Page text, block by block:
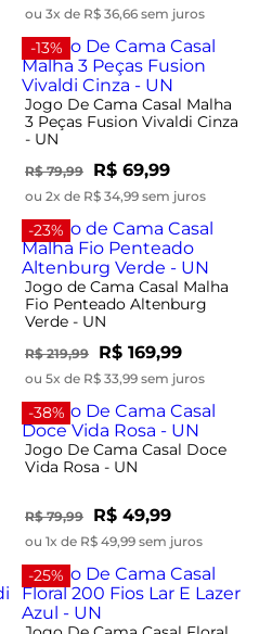
ou 3x de R$ 36,66 sem juros
-13%
Jogo De Cama Casal Malha
3 Peças Fusion Vivaldi Cinza
- UN
R$ 79,99 R$ 69,99
ou 2x de R$ 34,99 sem juros
-23%
Jogo de Cama Casal Malha
Fio Penteado Altenburg
Verde - UN
R$ 219,99 R$ 169,99
ou 5x de R$ 33,99 sem juros
-38%
Jogo De Cama Casal Doce
Vida Rosa - UN
R$ 79,99 R$ 49,99
ou 1x de R$ 49,99 sem juros
-25%